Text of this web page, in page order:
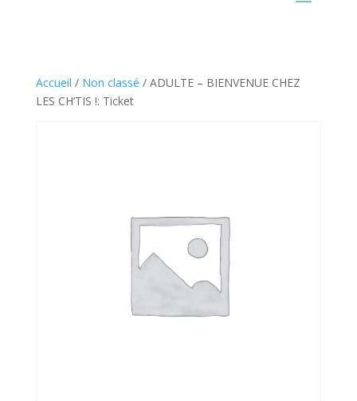
Accueil / Non classé / ADULTE – BIENVENUE CHEZ
LES CH’TIS !: Ticket